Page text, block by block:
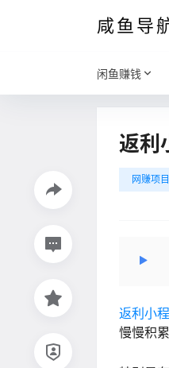
咸鱼导
闲鱼赚钱
返利
网赚项目
返利小
慢慢积累